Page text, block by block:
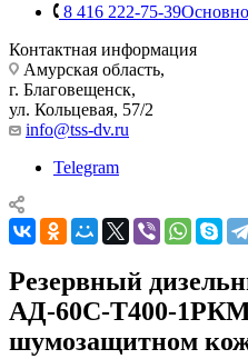
8 416 222-75-39
Контактная информация
Амурская область,
г. Благовещенск,
ул. Кольцевая, 57/2
info@tss-dv.ru
Telegram
Резервный
АД-60С-Т400-
шумозащитном